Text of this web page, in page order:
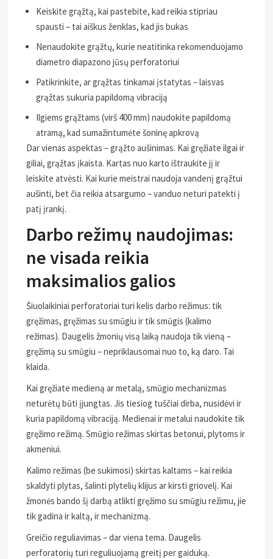
Keiskite grąžtą, kai pastebite, kad reikia stipriau
spausti – tai aiškus ženklas, kad jis bukas
Nenaudokite grąžtų, kurie neatitinka rekomenduojamo
diametro diapazono jūsų perforatoriui
Patikrinkite, ar grąžtas tinkamai įstatytas – laisvas
grąžtas sukuria papildomą vibraciją
Ilgiems grąžtams (virš 400 mm) naudokite papildomą
atramą, kad sumažintumėte šoninę apkrovą
Dar vienas aspektas – grąžto aušinimas. Kai gręžiate ilgai ir
giliai, grąžtas įkaista. Kartas nuo karto ištraukite jį ir
leiskite atvėsti. Kai kurie meistrai naudoja vandenį grąžtui
aušinti, bet čia reikia atsargumo – vanduo neturi patekti į
patį įrankį.
Darbo režimų naudojimas:
ne visada reikia
maksimalios galios
Šiuolaikiniai perforatoriai turi kelis darbo režimus: tik
gręžimas, gręžimas su smūgiu ir tik smūgis (kalimo
režimas). Daugelis žmonių visą laiką naudoja tik vieną –
gręžimą su smūgiu – nepriklausomai nuo to, ką daro. Tai
klaida.
Kai gręžiate medieną ar metalą, smūgio mechanizmas
neturėtų būti įjungtas. Jis tiesiog tuščiai dirba, nusidėvi ir
kuria papildomą vibraciją. Medienai ir metalui naudokite tik
gręžimo režimą. Smūgio režimas skirtas betonui, plytoms ir
akmeniui.
Kalimo režimas (be sukimosi) skirtas kaltams – kai reikia
skaldyti plytas, šalinti plytelių klijus ar kirsti griovelį. Kai
žmonės bando šį darbą atlikti gręžimo su smūgiu režimu, jie
tik gadina ir kaltą, ir mechanizmą.
Greičio reguliavimas – dar viena tema. Daugelis
perforatorių turi reguliuojamą greitį per gaiduką.